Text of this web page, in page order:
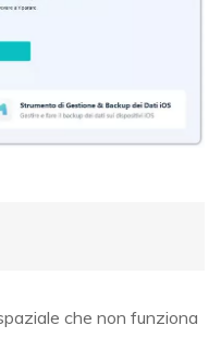
che non funziona